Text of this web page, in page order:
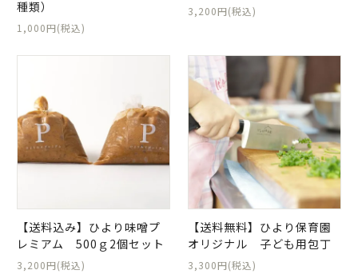
日当山無垢食堂について
実店舗のご案内
ご利用ガイド
よくある質問
ログイン
会員登録
特定商取引法表示
プライバシーポリシー
種類）
1,000円(税込)
3,200円(税込)
【送料込み】ひより味噌プ
レミアム 500ｇ2個セット
3,200円(税込)
【送料無料】ひより保育園
オリジナル 子ども用包丁
3,300円(税込)